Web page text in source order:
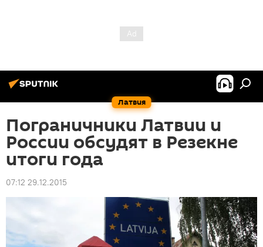
Латвия
Пограничники Латвии и
России обсудят в Резекне
итоги года
07:12 29.12.2015